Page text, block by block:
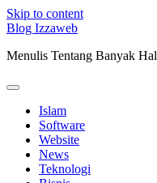
Skip to content
Blog Izzaweb
Menulis Tentang Banyak Hal
Islam
Software
Website
News
Teknologi